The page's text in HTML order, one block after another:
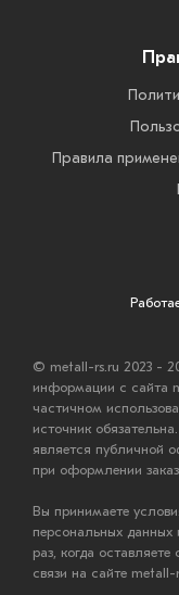
Правила
© metall-rs.ru 2023 -
информации с сайта
частичном
источник
является публичной
при оформлении
Вы принимаете
персональных данных
раз, когда
связи на сайте metall-